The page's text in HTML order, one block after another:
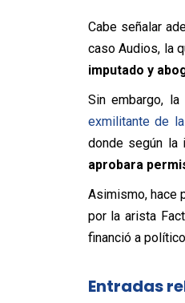
Cabe señalar
caso Audios, la
imputado y
Sin embargo,
exmilitante de
donde según la
aprobara
Asimismo, hace
por la arista
financió a
Entradas